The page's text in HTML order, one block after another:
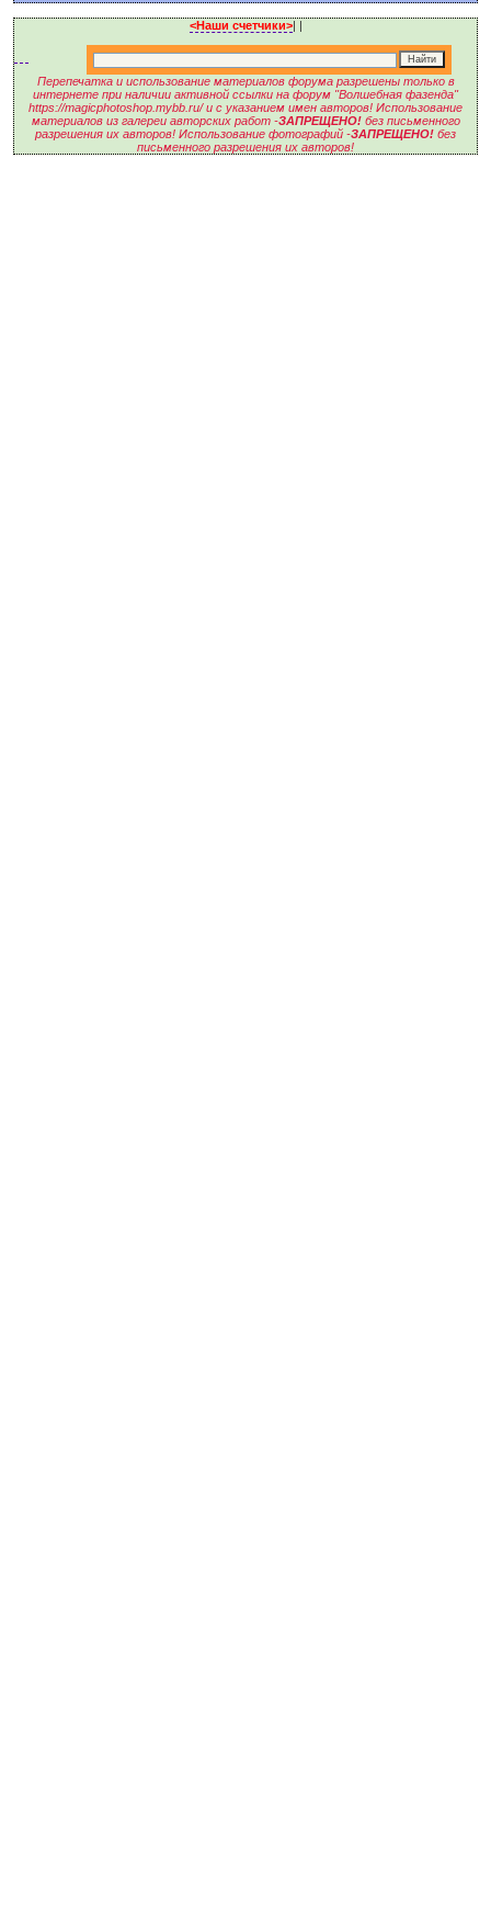
<Наши счетчики>| |
Перепечатка и использование материалов форума разрешены только в
интернете при наличии активной ссылки на форум "Волшебная фазенда"
https://magicphotoshop.mybb.ru/ и с указанием имен авторов! Использование
материалов из галереи авторских работ -ЗАПРЕЩЕНО!без письменного
разрешения их авторов! Использование фотографий -ЗАПРЕЩЕНО! без
письменного разрешения их авторов!